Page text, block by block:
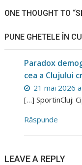
ONE THOUGHT TO
PUNE GHETELE ÎN
Paradox
cea a Clujului
21 mai 2026
[…] SportinCluj:
Răspunde
LEAVE A REPLY